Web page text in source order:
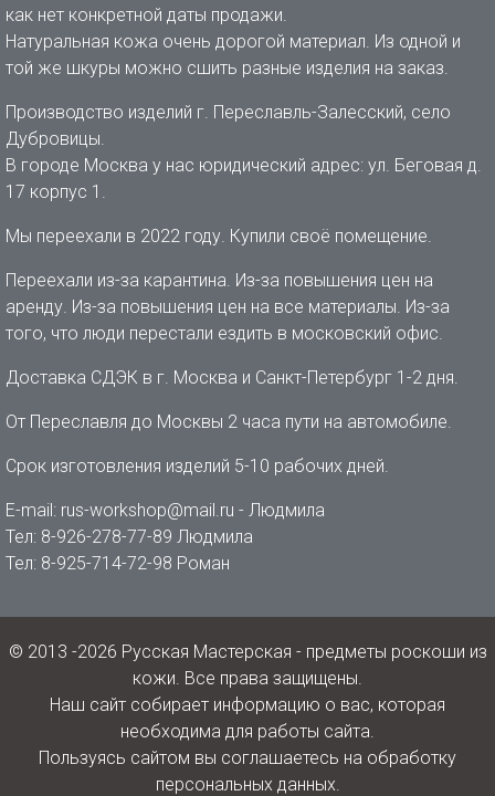
как нет конкретной даты продажи.
Натуральная кожа очень дорогой материал. Из одной и
той же шкуры можно сшить разные изделия на заказ.
Производство изделий г. Переславль-Залесский, село
Дубровицы.
В городе Москва у нас юридический адрес: ул. Беговая д.
17 корпус 1.
Мы переехали в 2022 году. Купили своё помещение.
Переехали из-за карантина. Из-за повышения цен на
аренду. Из-за повышения цен на все материалы. Из-за
того, что люди перестали ездить в московский офис.
Доставка СДЭК в г. Москва и Санкт-Петербург 1-2 дня.
От Переславля до Москвы 2 часа пути на автомобиле.
Срок изготовления изделий 5-10 рабочих дней.
E-mail: rus-workshop@mail.ru - Людмила
Тел: 8-926-278-77-89 Людмила
Тел: 8-925-714-72-98 Роман
© 2013 -2026 Русская Мастерская - предметы роскоши из
кожи. Все права защищены.
Наш сайт собирает информацию о вас, которая
необходима для работы сайта.
Пользуясь сайтом вы соглашаетесь на обработку
персональных данных.